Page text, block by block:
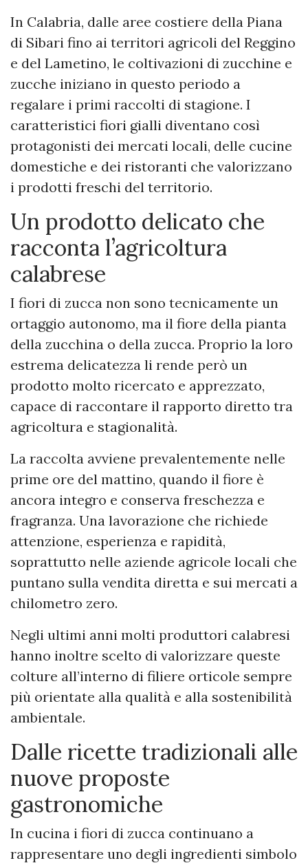
In Calabria, dalle aree costiere della Piana
di Sibari fino ai territori agricoli del Reggino
e del Lametino, le coltivazioni di zucchine e
zucche iniziano in questo periodo a
regalare i primi raccolti di stagione. I
caratteristici fiori gialli diventano così
protagonisti dei mercati locali, delle cucine
domestiche e dei ristoranti che valorizzano
i prodotti freschi del territorio.
Un prodotto delicato che
racconta l’agricoltura
calabrese
I fiori di zucca non sono tecnicamente un
ortaggio autonomo, ma il fiore della pianta
della zucchina o della zucca. Proprio la loro
estrema delicatezza li rende però un
prodotto molto ricercato e apprezzato,
capace di raccontare il rapporto diretto tra
agricoltura e stagionalità.
La raccolta avviene prevalentemente nelle
prime ore del mattino, quando il fiore è
ancora integro e conserva freschezza e
fragranza. Una lavorazione che richiede
attenzione, esperienza e rapidità,
soprattutto nelle aziende agricole locali che
puntano sulla vendita diretta e sui mercati a
chilometro zero.
Negli ultimi anni molti produttori calabresi
hanno inoltre scelto di valorizzare queste
colture all’interno di filiere orticole sempre
più orientate alla qualità e alla sostenibilità
ambientale.
Dalle ricette tradizionali alle
nuove proposte
gastronomiche
In cucina i fiori di zucca continuano a
rappresentare uno degli ingredienti simbolo